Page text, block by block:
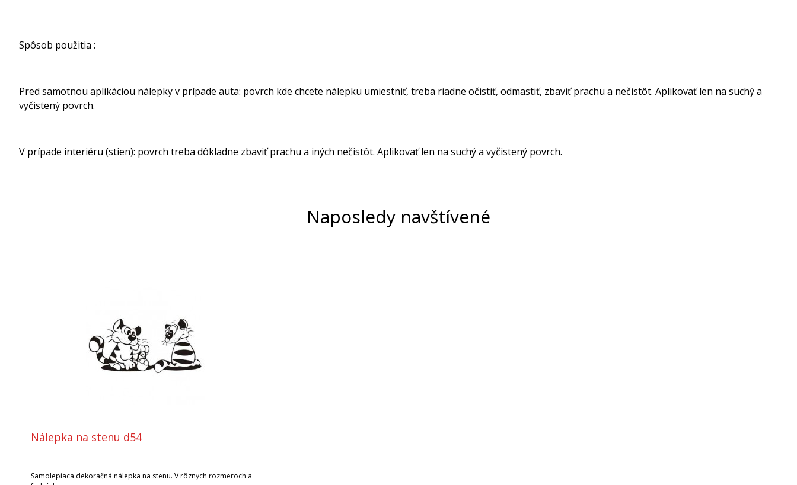
Spôsob použitia :
Pred samotnou aplikáciou nálepky v prípade auta: povrch kde chcete nálepku umiestniť, treba riadne očistiť, odmastiť, zbaviť prachu a nečistôt. Aplikovať len na suchý a
vyčistený povrch.
V prípade interiéru (stien): povrch treba dôkladne zbaviť prachu a iných nečistôt. Aplikovať len na suchý a vyčistený povrch.
Naposledy navštívené
Nálepka na stenu d54
Samolepiaca dekoračná nálepka na stenu. V rôznych rozmeroch a